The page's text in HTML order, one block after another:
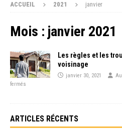
ACCUEIL 2021 janvier
Mois : janvier 2021
Les règles et les
voisinage
janvier 30, 2021
fermés
ARTICLES RÉCENTS